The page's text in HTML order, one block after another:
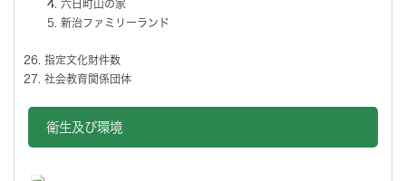
六日町山の家
新治ファミリーランド
指定文化財件数
社会教育関係団体
衛生及び環境